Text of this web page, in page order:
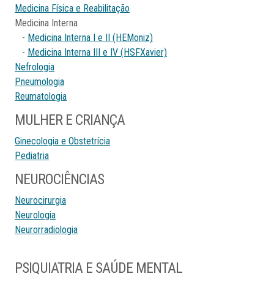
Medicina Física e Reabilitação
Medicina Interna
- Medicina Interna I e II (HEMoniz)
- Medicina Interna III e IV (HSFXavier)
Nefrologia
Pneumologia
Reumatologia
MULHER E CRIANÇA
Ginecologia e Obstetrícia
Pediatria
NEUROCIÊNCIAS
Neurocirurgia
Neurologia
Neurorradiologia
PSIQUIATRIA E SAÚDE MENTAL